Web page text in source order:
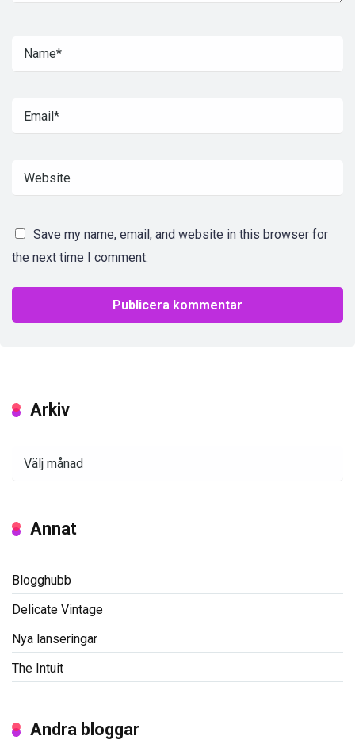
Save my name, email, and website in this browser for
the next time I comment.
Arkiv
Annat
Blogghubb
Delicate Vintage
Nya lanseringar
The Intuit
Andra bloggar